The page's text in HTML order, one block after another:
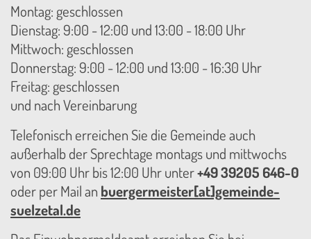
Montag: geschlossen
Dienstag: 9:00 - 12:00 und 13:00 - 18:00 Uhr
Mittwoch: geschlossen
Donnerstag: 9:00 - 12:00 und 13:00 - 16:30 Uhr
Freitag: geschlossen
und nach Vereinbarung
Telefonisch erreichen Sie die Gemeinde auch
außerhalb der Sprechtage montags und mittwochs
von 09:00 Uhr bis 12:00 Uhr unter+49 39205 646-0
oder per Mail an buergermeister[at]gemeinde-
suelzetal.de